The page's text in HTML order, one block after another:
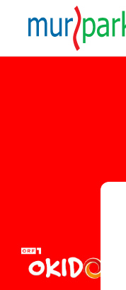
Tag finden
statt statt
Veranstaltungen
Tag finden